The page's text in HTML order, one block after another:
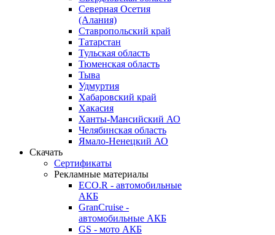
Северная Осетия
(Алания)
Ставропольский край
Татарстан
Тульская область
Тюменская область
Тыва
Удмуртия
Хабаровский край
Хакасия
Ханты-Мансийский АО
Челябинская область
Ямало-Ненецкий АО
Скачать
Сертификаты
Рекламные материалы
ECO.R - автомобильные
АКБ
GranCruise -
автомобильные АКБ
GS - мото АКБ